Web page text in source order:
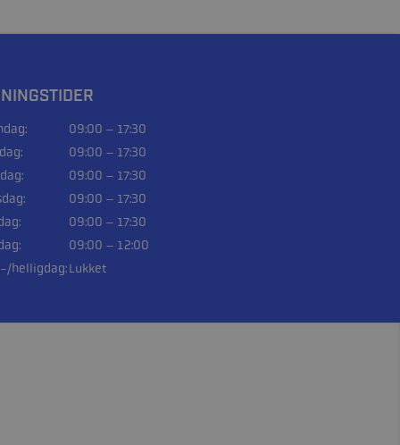
09:00 – 17:30
09:00 – 17:30
09:00 – 17:30
09:00 – 17:30
09:00 – 17:30
09:00 – 12:00
helligdag:Lukket